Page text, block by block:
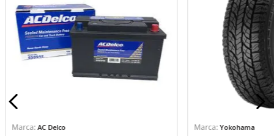
AC Delco Yokohama